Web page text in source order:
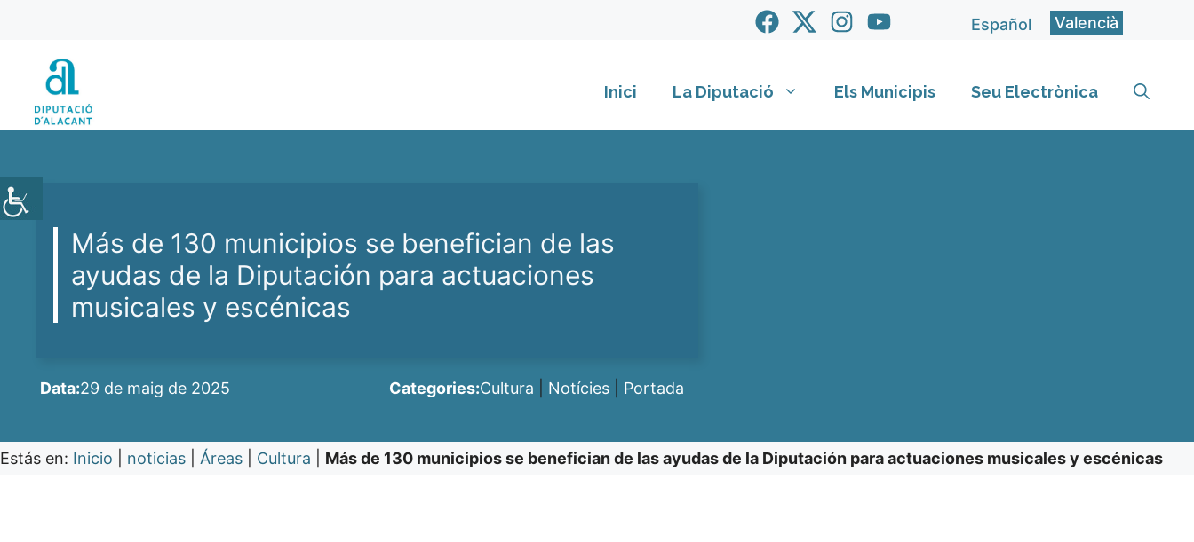
contingut
Español Valencià
Inici La Diputació Els Municipis Seu Electrònica
Más de 130 municipios se benefician de las
ayudas de la Diputación para actuaciones
musicales y escénicas
Data:29 de maig de 2025 Categories:Cultura Notícies Portada
Estás en: Inicio noticias Áreas Cultura Más de 130 municipios se benefician de las ayudas de la Diputación para actuaciones musicales y escénicas